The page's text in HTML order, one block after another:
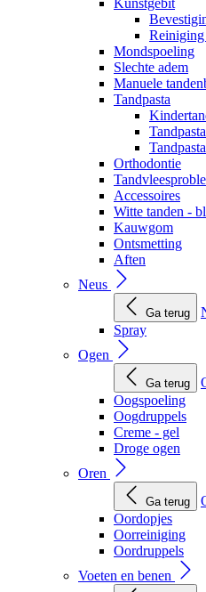
Kunstgebit
Reiniging
Mondspoeling
Slechte adem
Manuele
Tandpasta
Orthodontie
Accessoires
Witte tanden -
Kauwgom
Ontsmetting
Aften
Neus
Ga terug
Spray
Ogen
Ga terug
Oogspoeling
Oogdruppels
Creme - gel
Droge ogen
Oren
Ga terug
Oordopjes
Oorreiniging
Oordruppels
Voeten en benen